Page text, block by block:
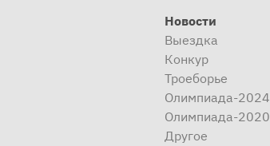
Новости
Выездка
Конкур
Троеборье
Олимпиада-2024
Олимпиада-2020
Другое